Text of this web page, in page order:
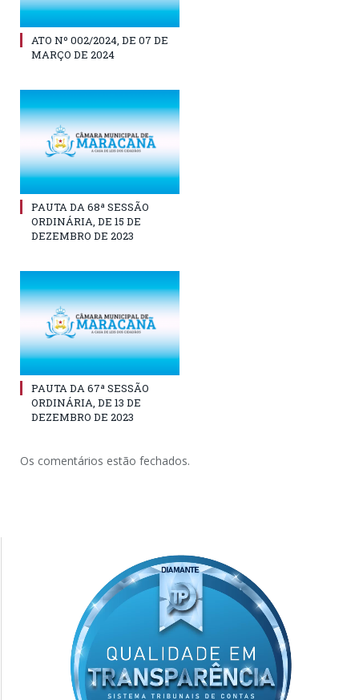
ATO Nº 002/2024, DE 07 DE
MARÇO DE 2024
PAUTA DA 68ª SESSÃO
ORDINÁRIA, DE 15 DE
DEZEMBRO DE 2023
PAUTA DA 67ª SESSÃO
ORDINÁRIA, DE 13 DE
DEZEMBRO DE 2023
Os comentários estão fechados.